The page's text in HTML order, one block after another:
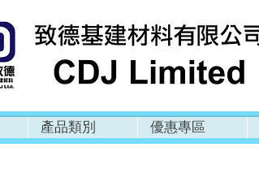
產品類別 優惠專區